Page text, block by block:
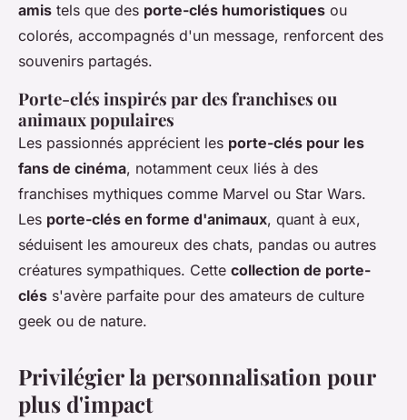
amis tels que des porte-clés humoristiques ou
colorés, accompagnés d'un message, renforcent des
souvenirs partagés.
Porte-clés inspirés par des franchises ou
animaux populaires
Les passionnés apprécient les porte-clés pour les
fans de cinéma, notamment ceux liés à des
franchises mythiques comme Marvel ou Star Wars.
Les porte-clés en forme d'animaux, quant à eux,
séduisent les amoureux des chats, pandas ou autres
créatures sympathiques. Cette collection de porte-
clés s'avère parfaite pour des amateurs de culture
geek ou de nature.
Privilégier la personnalisation pour
plus d'impact